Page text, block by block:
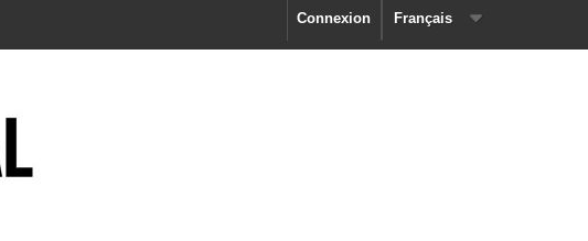
Français
Connexion